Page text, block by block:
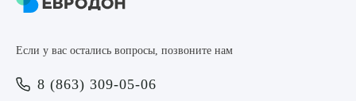
Если у вас остались вопросы, позвоните нам
8 (863) 309-05-06
Я даю согласие на